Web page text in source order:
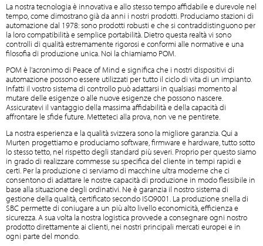
La nostra tecnologia è innovativa e allo stesso tempo affidabile e durevole nel
tempo, come dimostrano già da anni i nostri prodotti. Produciamo stazioni di
automazione dal 1978: sono prodotti robusti e che si contraddistinguono per
la loro compatibilità e semplice portabilità. Dietro questa realtà vi sono
controlli di qualità estremamente rigorosi e conformi alle normative e una
filosofia di produzione unica. Noi la chiamiamo POM.
POM è l'acronimo di Peace of Mind e significa che i nostri dispositivi di
automazione possono essere utilizzati per tutto il ciclo di vita di un impianto.
Infatti il vostro sistema di controllo può adattarsi in qualsiasi momento al
mutare delle esigenze o alle nuove esigenze che possono nascere.
Assicuratevi il vantaggio della massima affidabilità e della capacità di
affrontare le sfide future. Metteteci alla prova, non ve ne pentirete.
La nostra esperienza e la qualità svizzera sono la migliore garanzia. Qui a
Murten progettiamo e produciamo software, firmware e hardware, tutto sotto
lo stesso tetto, nel rispetto degli standard più severi. Proprio per questo siamo
in grado di realizzare commesse su specifica del cliente in tempi rapidi e
certi. Per la produzione ci serviamo di macchine ultra moderne che ci
consentono di adattare le nostre capacità di produzione in modo flessibile in
base alla situazione degli ordinativi. Ne è garanzia il nostro sistema di
gestione della qualità, certificato secondo ISO9001. La produzione snella di
SBC permette di coniugare a un più alto livello economicità, efficienza e
sicurezza. A sua volta la nostra logistica provvede a consegnare ogni nostro
prodotto direttamente ai clienti, nei nostri principali mercati europei e in
ogni parte del mondo.